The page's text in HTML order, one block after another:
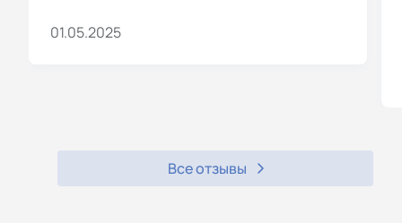
01.05.2025
Все отзывы